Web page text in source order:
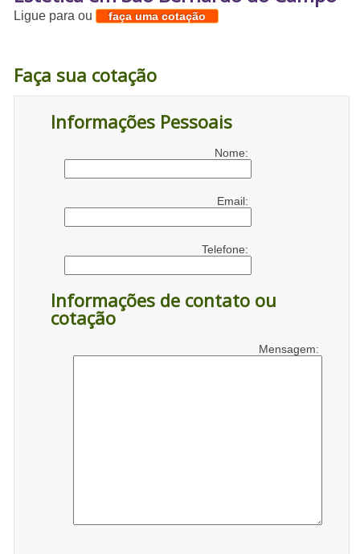
Ligue paraou faça uma cotação
Faça sua cotação
Informações Pessoais
Nome:
Email:
Telefone:
Informações de contato ou
cotação
Mensagem: